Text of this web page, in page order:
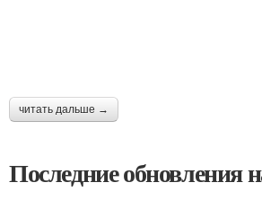
читать дальше →
Последние обновления